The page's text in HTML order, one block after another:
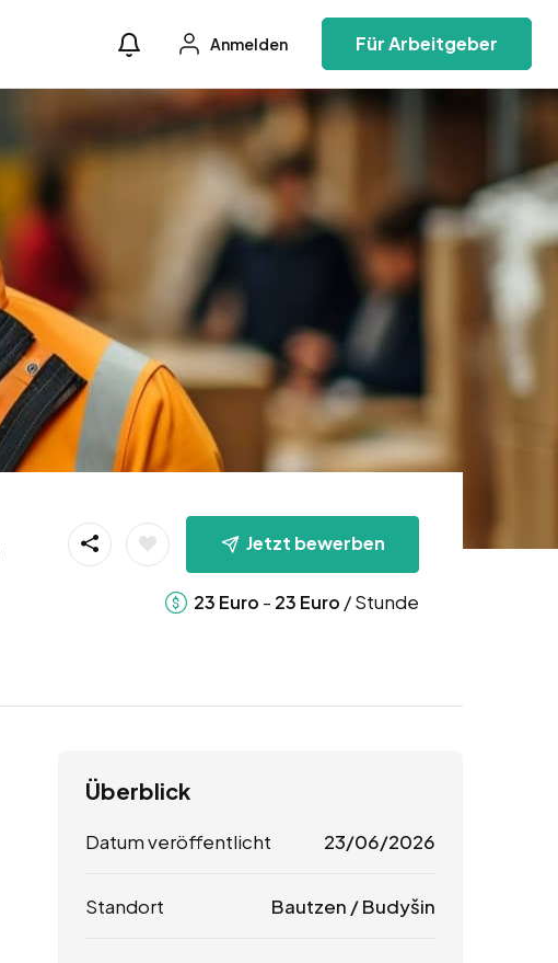
Anmelden Für Arbeitgeber
Jetzt bewerben
23 Euro - 23 Euro / Stunde
Überblick
Datum veröffentlicht 23/06/2026
Standort Bautzen / Budyšin